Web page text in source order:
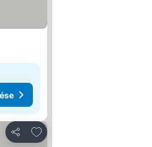
Megosztás
Hozzáadás a kedvencekhez